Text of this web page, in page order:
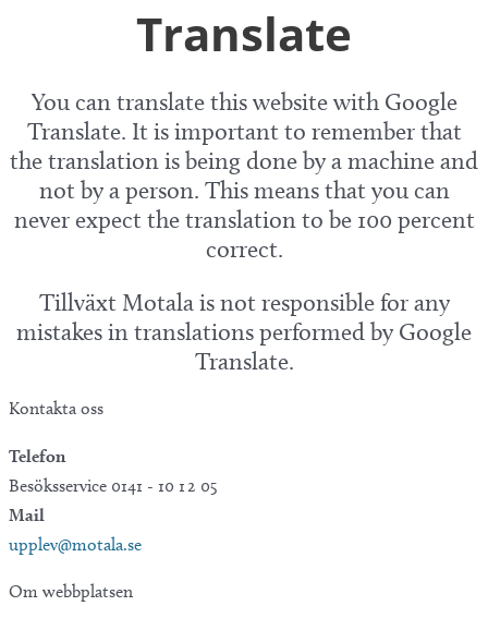
Translate
You can translate this website with Google
Translate. It is important to remember that
the translation is being done by a machine and
not by a person. This means that you can
never expect the translation to be 100 percent
correct.
Tillväxt Motala is not responsible for any
mistakes in translations performed by Google
Translate.
Kontakta oss
Telefon
Besöksservice 0141 - 10 1 2 05
Mail
upplev@motala.se
Om webbplatsen